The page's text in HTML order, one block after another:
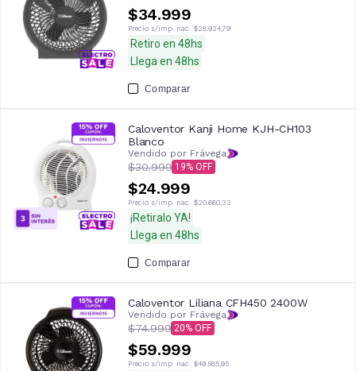
$34.999
Precio s/imp. nac. $28.924,79
Retiro en 48hs
Llega en 48hs
Comparar
Caloventor Kanji Home KJH-CH103
Blanco
Vendido por Frávega
$30.999 19
$24.999
Precio s/imp. nac. $20.660,33
¡Retiralo YA!
Llega en 48hs
Comparar
Caloventor Liliana CFH450 2400W
Vendido por Frávega
$74.999 20
$59.999
Precio s/imp. nac. $49.585,95